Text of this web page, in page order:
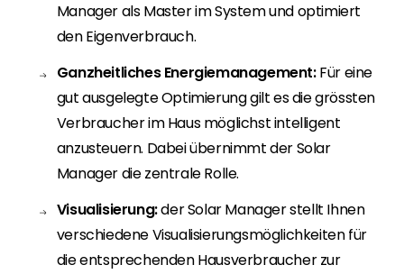
Manager als Master im System und optimiert
den Eigenverbrauch.
Ganzheitliches Energiemanagement:Für eine
gut ausgelegte Optimierung gilt es die grössten
Verbraucher im Haus möglichst intelligent
anzusteuern. Dabei übernimmt der Solar
Manager die zentrale Rolle.
Visualisierung:der Solar Manager stellt Ihnen
verschiedene Visualisierungsmöglichkeiten für
die entsprechenden Hausverbraucher zur